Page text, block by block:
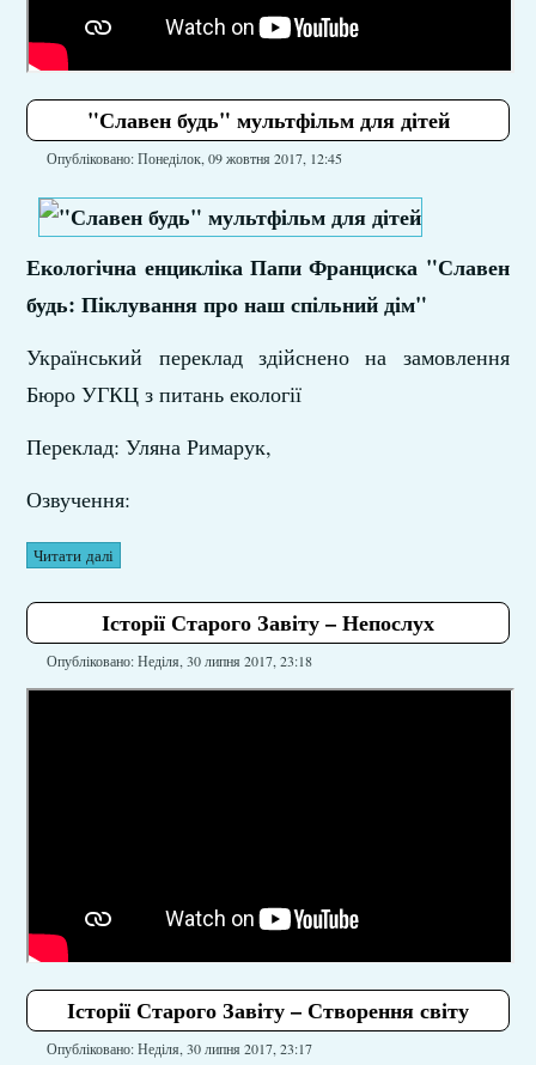
"Славен будь" мультфільм для дітей
Опубліковано: Понеділок, 09 жовтня 2017, 12:45
Екологічна енцикліка Папи Франциска "Славен
будь: Піклування про наш спільний дім"
Український переклад здійснено на замовлення
Бюро УГКЦ з питань екології
Переклад: Уляна Римарук,
Озвучення:
Читати далі
Історії Старого Завіту – Непослух
Опубліковано: Неділя, 30 липня 2017, 23:18
Історії Старого Завіту – Створення світу
Опубліковано: Неділя, 30 липня 2017, 23:17